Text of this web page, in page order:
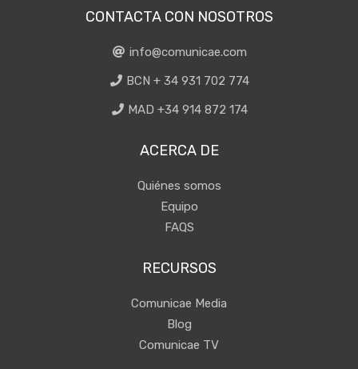
CONTACTA CON NOSOTROS
info@comunicae.com
BCN + 34 931 702 774
MAD +34 914 872 174
ACERCA DE
Quiénes somos
Equipo
FAQS
RECURSOS
Comunicae Media
Blog
Comunicae TV